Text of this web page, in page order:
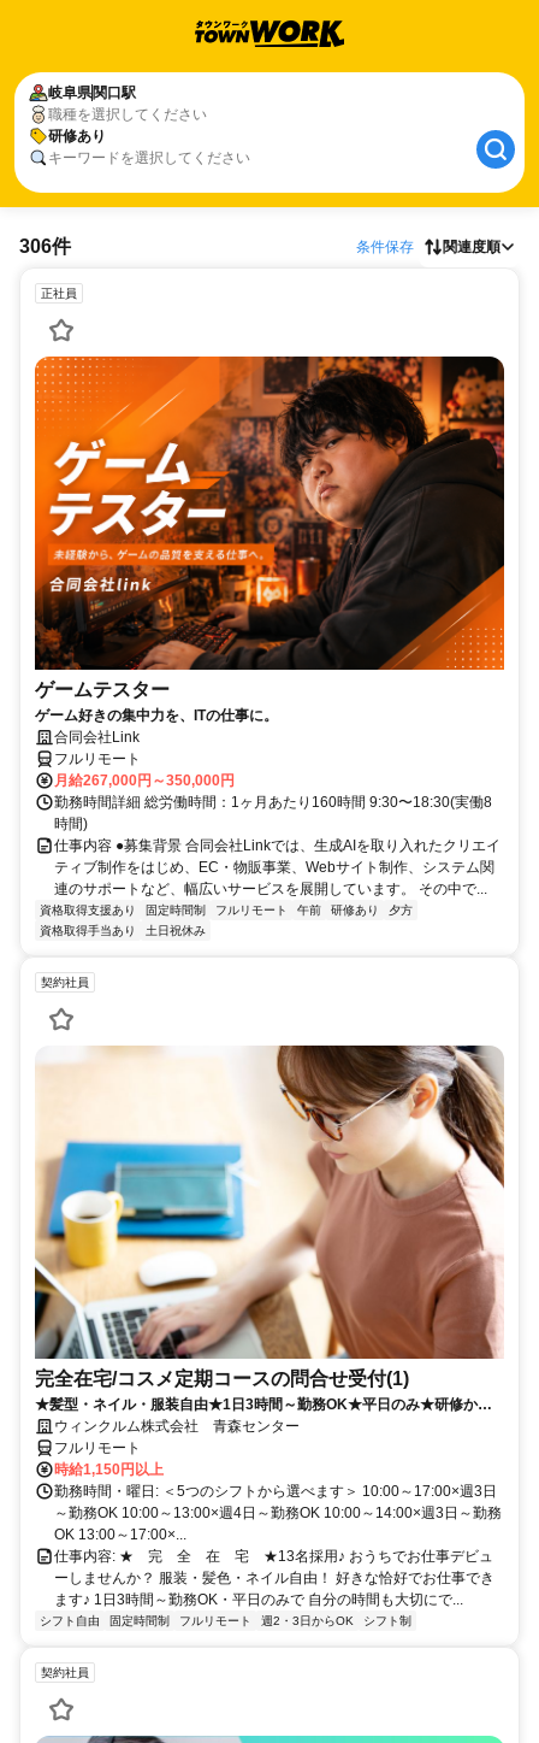
岐阜県関口駅
職種を選択してください
研修あり
キーワードを選択してください
306件 条件保存 関連度順
正社員
ゲームテスター
ゲーム好きの集中力を、ITの仕事に。
合同会社Link
フルリモート
月給267,000円～350,000円
勤務時間詳細 総労働時間：1ヶ月あたり160時間 9:30〜18:30(実働8
時間)
仕事内容 ●募集背景 合同会社Linkでは、生成AIを取り入れたクリエイ
ティブ制作をはじめ、EC・物販事業、Webサイト制作、システム関
連のサポートなど、幅広いサービスを展開しています。 その中で...
資格取得支援あり 固定時間制 フルリモート 午前 研修あり
夕方
資格取得手当あり
土日祝休み
契約社員
完全在宅/コスメ定期コースの問合せ受付(1)
★髪型・ネイル・服装自由★1日3時間～勤務OK★平日のみ★研修から
フルリモート！
ウィンクルム株式会社 青森センター
フルリモート
時給1,150円以上
勤務時間・曜日: ＜5つのシフトから選べます＞ 10:00～17:00×週3日
～勤務OK 10:00～13:00×週4日～勤務OK 10:00～14:00×週3日～勤務
OK 13:00～17:00×...
仕事内容: ★ 完 全 在 宅 ★13名採用♪ おうちでお仕事デビュ
ーしませんか？ 服装・髪色・ネイル自由！ 好きな恰好でお仕事でき
ます♪ 1日3時間～勤務OK・平日のみで 自分の時間も大切にで...
シフト自由 固定時間制 フルリモート 週2・3日からOK シフト制
契約社員